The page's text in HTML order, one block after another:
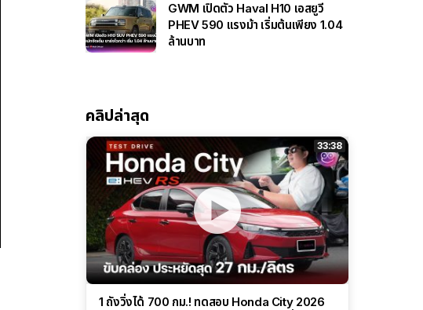
GWM เปิดตัว Haval H10 เอสยูวี
PHEV 590 แรงม้า เริ่มต้นเพียง 1.04
ล้านบาท
คลิปล่าสุด
33:38
1 ถังวิ่งได้ 700 กม.! ทดสอบ Honda City 2026